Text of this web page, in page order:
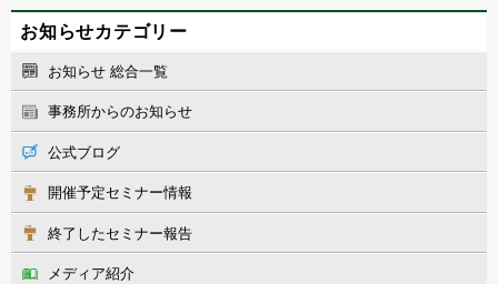
お知らせカテゴリー
お知らせ 総合一覧
事務所からのお知らせ
公式ブログ
開催予定セミナー情報
終了したセミナー報告
メディア紹介